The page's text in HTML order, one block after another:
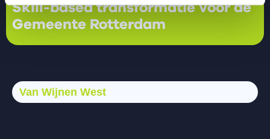
Skill-based transformatie voor de
Gemeente Rotterdam
Van Wijnen West